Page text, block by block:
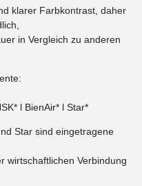
klarer Farbkontrast, daher
in Vergleich zu anderen
l BienAir* l Star*
Star sind eingetragene
wirtschaftlichen Verbindung